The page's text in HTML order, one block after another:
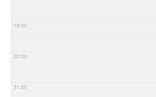
19:00
20:00
21:00